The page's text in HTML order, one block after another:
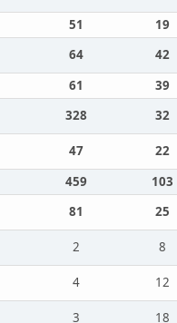
51
19
64
42
61
39
328
32
47
22
459
103
81
25
2
8
4
12
3
18